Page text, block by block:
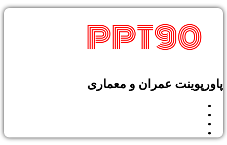
پاورپوینت عمران و معماری